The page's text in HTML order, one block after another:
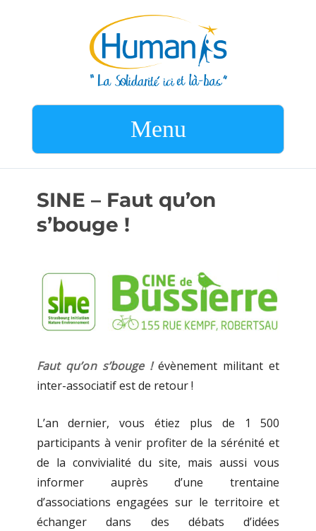
Menu
SINE – Faut qu’on
s’bouge !
Faut qu’on s’bouge !évènement militant et
inter-associatif est de retour !
L’an dernier, vous étiez plus de 1 500
participants à venir profiter de la sérénité et
de la convivialité du site, mais aussi vous
informer auprès d’une trentaine
d’associations engagées sur le territoire et
échanger dans des débats d’idées